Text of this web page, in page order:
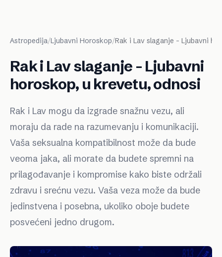
Astropedija/Ljubavni Horoskop/Rak i Lav slaganje - Ljubavni
Rak i Lav slaganje - Ljubavni
horoskop, u krevetu, odnosi
Rak i Lav mogu da izgrade snažnu vezu, ali
moraju da rade na razumevanju i komunikaciji.
Vaša seksualna kompatibilnost može da bude
veoma jaka, ali morate da budete spremni na
prilagođavanje i kompromise kako biste održali
zdravu i srećnu vezu. Vaša veza može da bude
jedinstvena i posebna, ukoliko oboje budete
posvećeni jedno drugom.